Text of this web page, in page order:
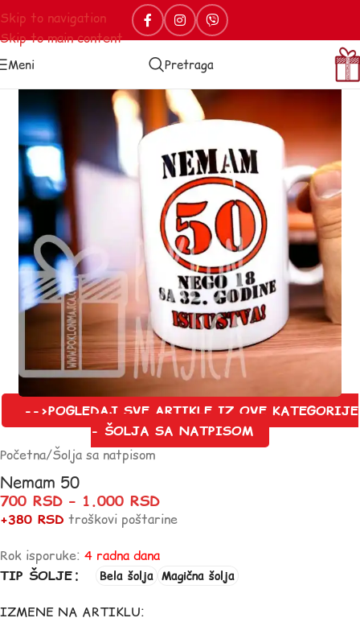
Skip to navigation
Skip to main content
Meni Pretraga
-->POGLEDAJ SVE ARTIKLE IZ OVE KATEGORIJE
- ŠOLJA SA NATPISOM
Početna/Šolja sa natpisom
Nemam 50
700 RSD – 1.000 RSD
+380 RSD troškovi poštarine
Rok isporuke: 4 radna dana
TIP ŠOLJE
Bela šolja Magična šolja
IZMENE NA ARTIKLU: